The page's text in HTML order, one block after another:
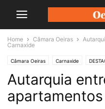
Home Câmara Oeiras
Carnaxide
Câmara Oeiras Carnaxide
Autarquia